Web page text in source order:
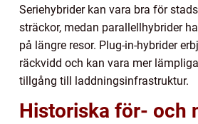
Seriehybrider kan vara bra för
sträckor, medan parallellhybrider
på längre resor. Plug-in-hybrider
räckvidd och kan vara mer
tillgång till laddningsinfrastruktur.
Historiska för- och